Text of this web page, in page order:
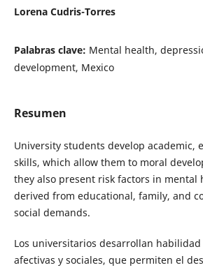
Lorena Cudris-Torres
Palabras clave: Mental health,
development, Mexico
Resumen
University students develop academic,
skills, which allow them to moral
they also present risk factors in mental
derived from educational, family, and
social demands.
Los universitarios desarrollan habilidad
afectivas y sociales, que permiten el